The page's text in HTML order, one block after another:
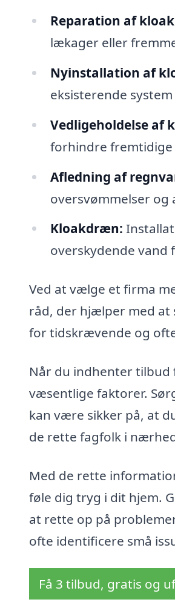
Reparation af
lækager eller
Nyinstallation af
eksisterende
Vedligeholdelse af
forhindre fremtidige
Afledning af
oversvømmelser
Kloakdræn:
overskydende vand
Ved at vælge et firma
råd, der hjælper med at
for tidskrævende og
Når du indhenter tilbud
væsentlige faktorer.
kan være sikker på, at
de rette fagfolk i
Med de rette
føle dig tryg i dit hjem.
at rette op på
ofte identificere små
Få 3 tilbud, gratis og